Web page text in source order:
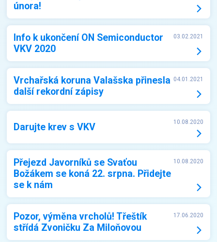
února!
Info k ukončení ON Semiconductor
VKV 2020
03.02.2021
Vrchařská koruna Valašska přinesla
další rekordní zápisy
04.01.2021
Darujte krev s VKV 10.08.2020
Přejezd Javorníků se Svaťou
Božákem se koná 22. srpna. Přidejte
se k nám
10.08.2020
Pozor, výměna vrcholů! Třeštík
střídá Zvoničku Za Miloňovou
17.06.2020